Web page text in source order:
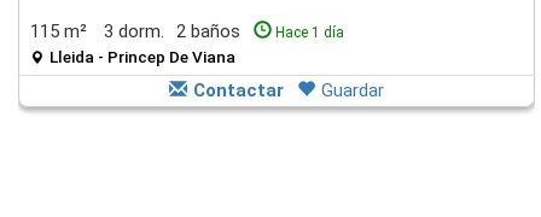
115 m² 3 dorm. 2 baños Hace 1 día
Lleida - Princep De Viana
Contactar Guardar